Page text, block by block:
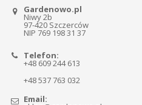
Gardenowo.pl
Niwy 2b
97-420 Szczerców
NIP 769 198 31 37
Telefon:
+48 609 244 613
+48 537 763 032
Email: